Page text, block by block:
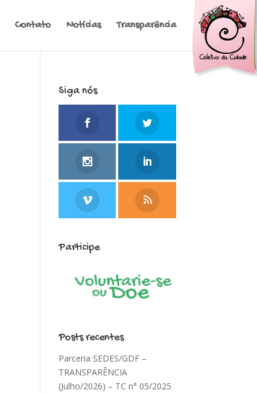
Contato Notícias Transparência
Siga nós
Participe
Posts recentes
Parceria SEDES/GDF –
TRANSPARÊNCIA
(Julho/2026) – TC n° 05/2025